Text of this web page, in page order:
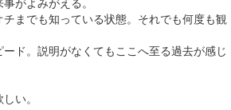
がよみがえる。
までも知っている状態。それでも何度も観
ド。説明がなくてもここへ至る過去が感じ
い。